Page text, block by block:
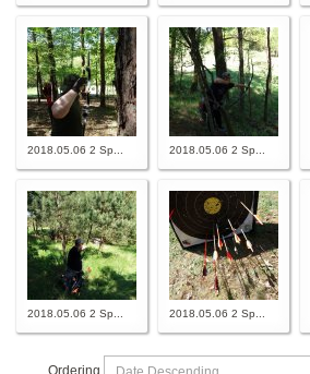
2018.05.06 2 Sp... 2018.05.06 2 Sp...
2018.05.06 2 Sp... 2018.05.06 2 Sp...
Ordering